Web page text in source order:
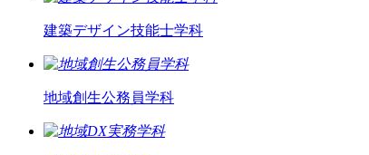
建築デザイン技能士学科
地域創生公務員学科